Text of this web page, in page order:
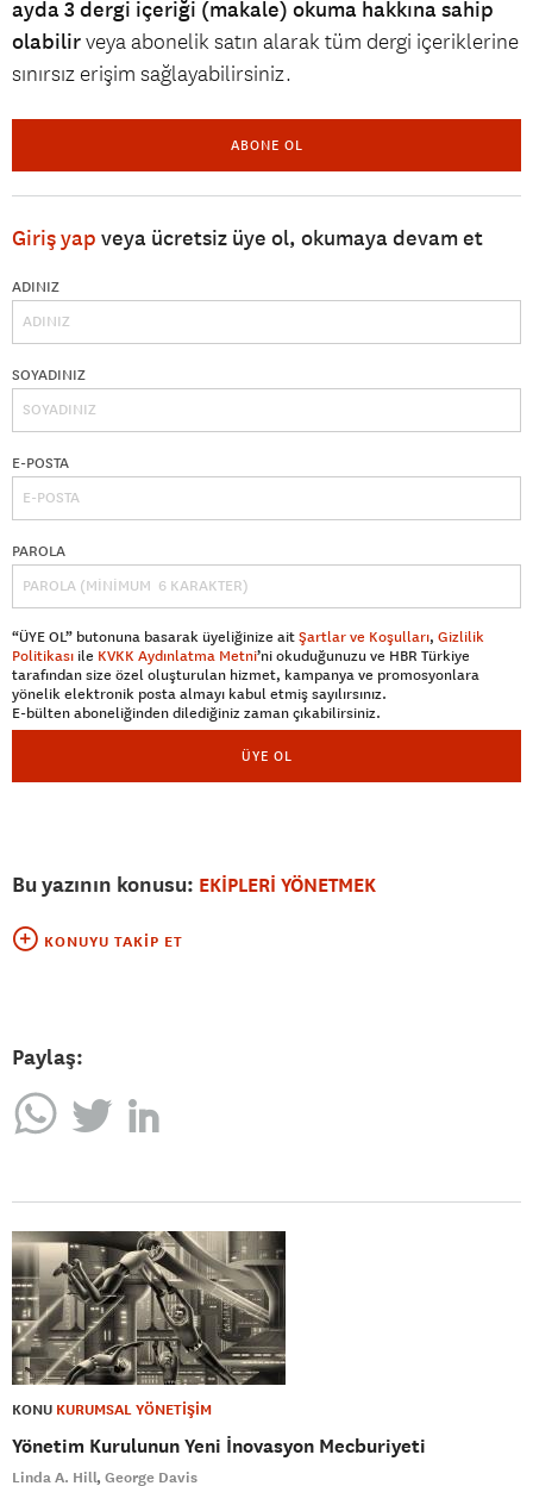
ayda 3 dergi içeriği (makale) okuma hakkına sahip
olabilirveya abonelik satın alarak tüm dergi içeriklerine
sınırsız erişim sağlayabilirsiniz.
ABONE OL
Giriş yap veya ücretsiz üye ol, okumaya devam et
ADINIZ
SOYADINIZ
E-POSTA
PAROLA
“ÜYE OL” butonuna basarak üyeliğinize aitŞartlar ve Koşulları, Gizlilik
Politikası ile KVKK Aydınlatma Metni’ni okuduğunuzu ve HBR Türkiye
tarafından size özel oluşturulan hizmet, kampanya ve promosyonlara
yönelik elektronik posta almayı kabul etmiş sayılırsınız.
E-bülten aboneliğinden dilediğiniz zaman çıkabilirsiniz.
ÜYE OL
Bu yazının konusu: EKİPLERİ YÖNETMEK
KONUYU TAKIP ET
Paylaş:
KONU KURUMSAL YÖNETİŞİM
Yönetim Kurulunun Yeni İnovasyon Mecburiyeti
Linda A. Hill George Davis